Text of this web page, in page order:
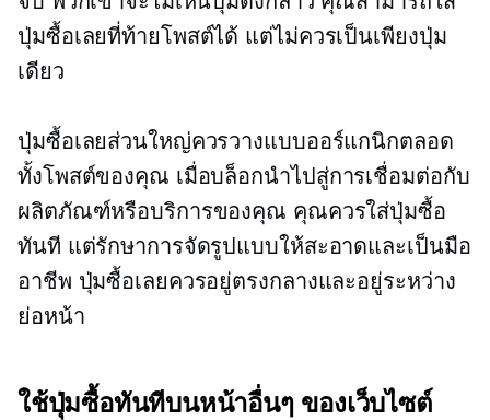
ปุ่มซื้อเลยที่ท้ายโพสต์ได้ แต่ไม่ควรเป็นเพียงปุ่ม
เดียว
ปุ่มซื้อเลยส่วนใหญ่ควรวางแบบออร์แกนิกตลอด
ทั้งโพสต์ของคุณ เมื่อบล็อกนำไปสู่การเชื่อมต่อกับ
ผลิตภัณฑ์หรือบริการของคุณ คุณควรใส่ปุ่มซื้อ
ทันที แต่รักษาการจัดรูปแบบให้สะอาดและเป็นมือ
อาชีพ ปุ่มซื้อเลยควรอยู่ตรงกลางและอยู่ระหว่าง
ย่อหน้า
ใช้ปุ่มซื้อทันทีบนหน้าอื่นๆ ของเว็บไซต์